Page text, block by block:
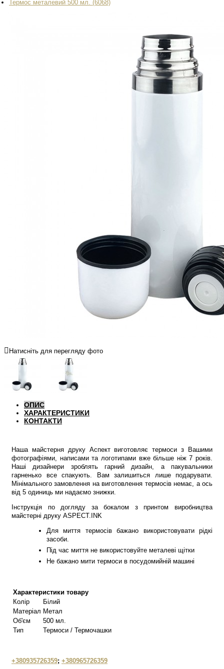
Термос металевий 500 мл. (6068)
Натисніть для перегляду фото
ОПИС
ХАРАКТЕРИСТИКИ
КОНТАКТИ
Наша майстерня друку Аспект виготовляє термоси з Вашими
фотографіями, написами та логотипами вже більше ніж 7 років.
Наші дизайнери зроблять гарний дизайн, а пакувальники
гарненько все спакують. Вам залишиться лише подарувати.
Мінімального замовлення на виготовлення термосів немає, а ось
від 5 одиниць ми надаємо знижки.
Інструкція по догляду за бокалом з принтом виробництва
майстерні друку ASPECT.INK
Для миття термосів бажано використовувати рідкі
засоби.
Під час миття не використовуйте металеві щітки
Не бажано мити термоси в посудомийній машині
Характеристики товару
Колір
Білий
Матеріал Метал
Об'єм
500 мл.
Тип
Термоси / Термочашки
+380935726359; +380965726359